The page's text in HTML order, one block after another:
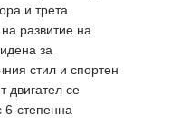
и трета
развитие на
за
стил и спортен
двигател се
6-степенна